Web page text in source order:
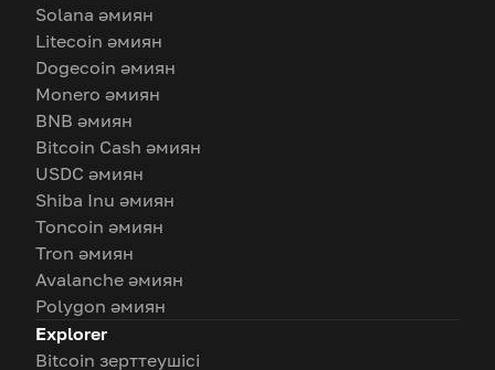
Solana әмиян
Litecoin әмиян
Dogecoin әмиян
Monero әмиян
BNB әмиян
Bitcoin Cash әмиян
USDC әмиян
Shiba Inu әмиян
Toncoin әмиян
Tron әмиян
Avalanche әмиян
Polygon әмиян
Explorer
Bitcoin зерттеушісі